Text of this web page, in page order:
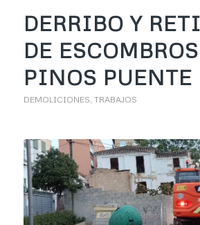
DERRIBO Y
DE
PINOS PUENTE
DEMOLICIONES, TRABAJOS